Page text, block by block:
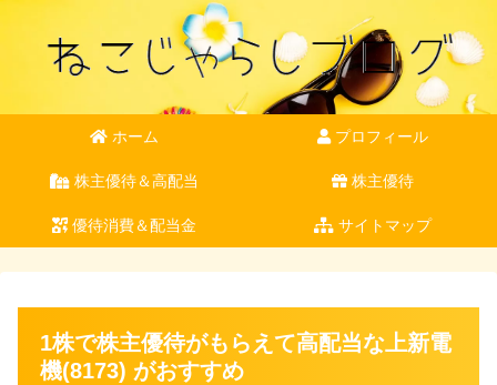
ホーム プロフィール
株主優待＆高配当 株主優待
優待消費＆配当金 サイトマップ
1株で株主優待がもらえて高配当な上新電
機(8173) がおすすめ